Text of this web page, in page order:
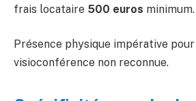
frais locataire 500 euros minimum.
Présence physique impérative
visioconférence non reconnue.